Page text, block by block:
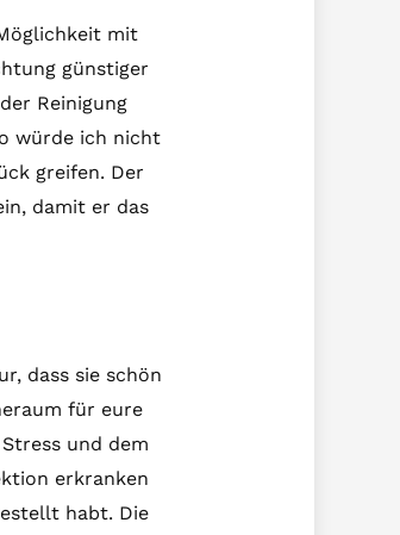
mit
günstiger
Reinigung
würde ich nicht
greifen. Der
damit er das
dass sie schön
für eure
und dem
erkranken
habt. Die